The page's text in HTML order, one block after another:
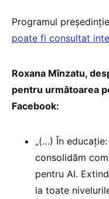
Programul
poate fi consultat
Roxana Mînzatu,
pentru următoarea
Facebook:
„(…) În
consolidăm
pentru AI.
la toate